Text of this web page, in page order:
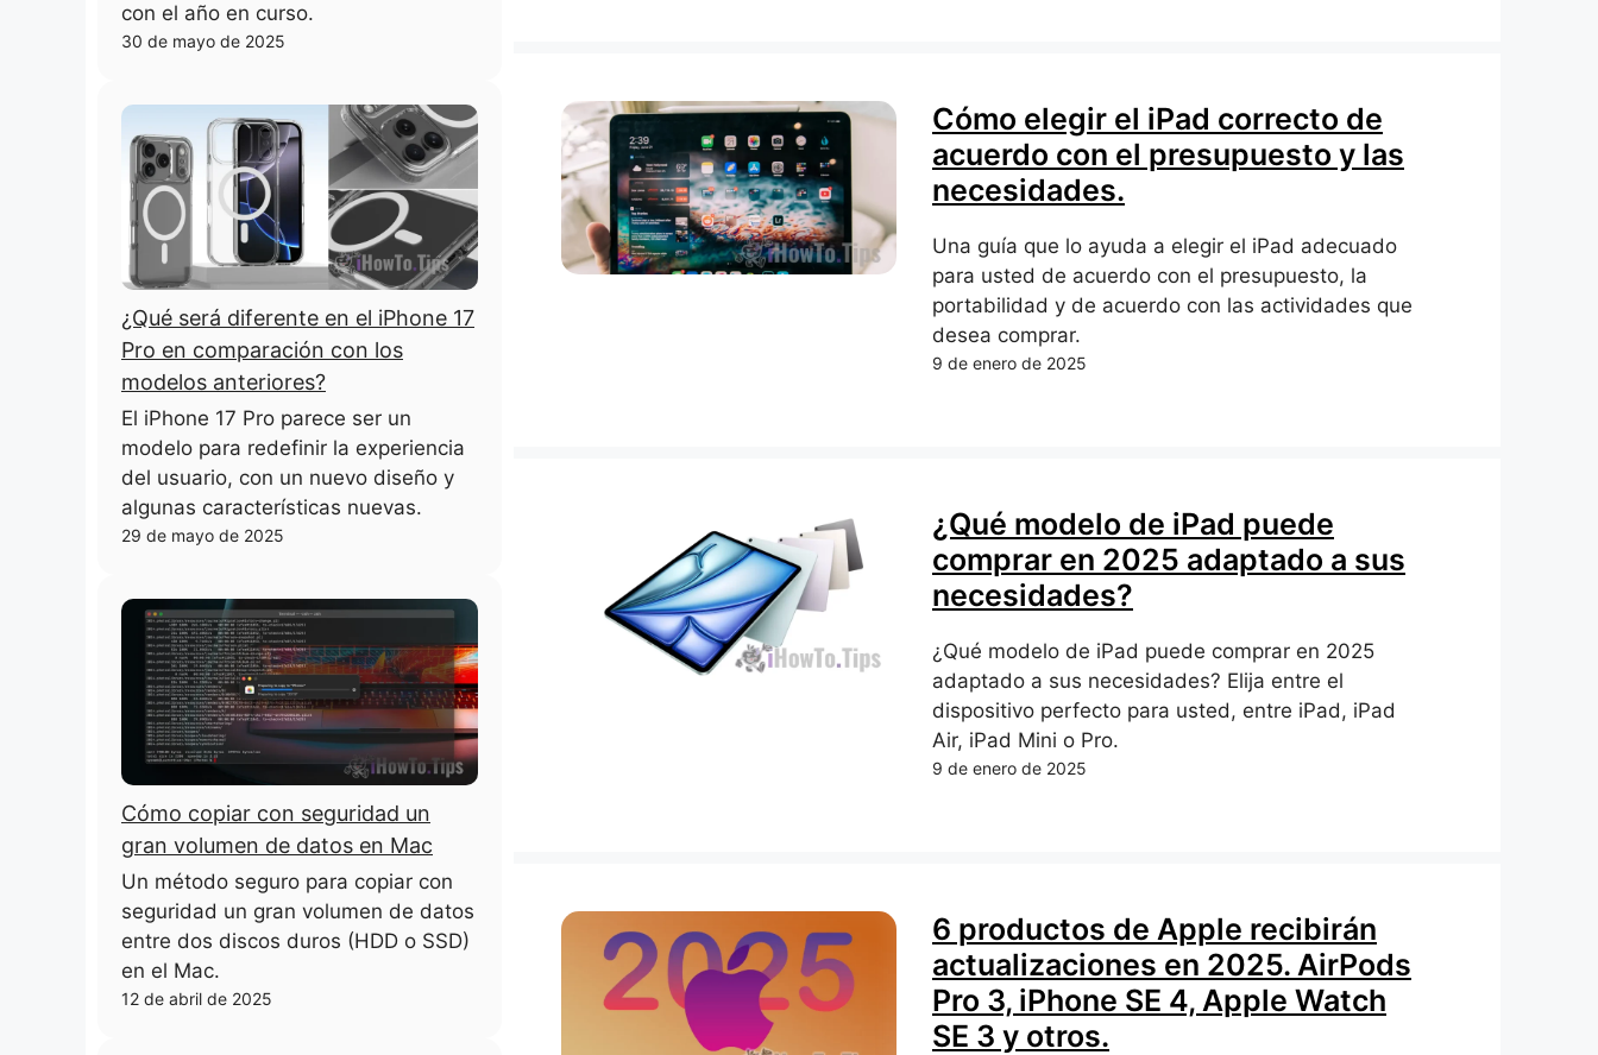
Cómo elegir el iPad correcto de
acuerdo con el presupuesto y las
necesidades.
Una guía que lo ayuda a elegir el iPad adecuado
para usted de acuerdo con el presupuesto, la
portabilidad y de acuerdo con las actividades que
desea comprar.
9 de enero de 2025
¿Qué modelo de iPad puede
comprar en 2025 adaptado a sus
necesidades?
¿Qué modelo de iPad puede comprar en 2025
adaptado a sus necesidades? Elija entre el
dispositivo perfecto para usted, entre iPad, iPad
Air, iPad Mini o Pro.
9 de enero de 2025
6 productos de Apple recibirán
actualizaciones en 2025. AirPods
Pro 3, iPhone SE 4, Apple Watch
SE 3 y otros.
con el año en curso.
30 de mayo de 2025
¿Qué será diferente en el iPhone 17
Pro en comparación con los
modelos anteriores?
El iPhone 17 Pro parece ser un
modelo para redefinir la experiencia
del usuario, con un nuevo diseño y
algunas características nuevas.
29 de mayo de 2025
Cómo copiar con seguridad un
gran volumen de datos en Mac
Un método seguro para copiar con
seguridad un gran volumen de datos
entre dos discos duros (HDD o SSD)
en el Mac.
12 de abril de 2025